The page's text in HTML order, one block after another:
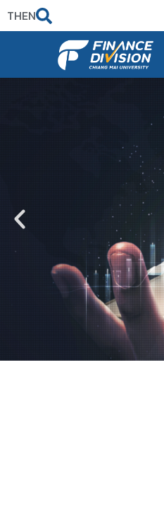
THEN
ภ
การจัดก